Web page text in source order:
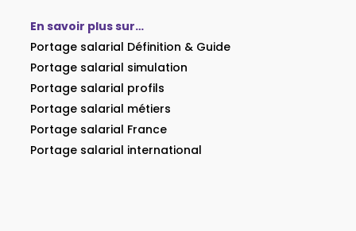
En savoir plus sur…
Portage salarial Définition & Guide
Portage salarial simulation
Portage salarial profils
Portage salarial métiers
Portage salarial France
Portage salarial international